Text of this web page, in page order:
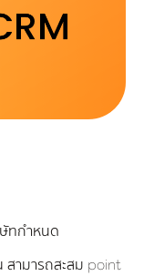
ษัทกำหนด
สามารถสะสม point